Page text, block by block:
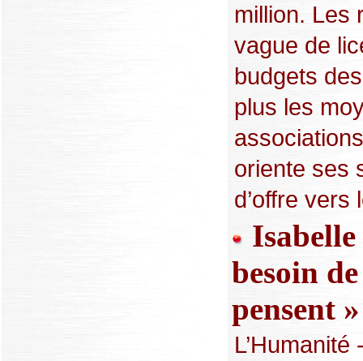
million. Les
vague de
budgets
plus les
oriente ses
d’offre vers
besoin
pensent »
L’Humanité